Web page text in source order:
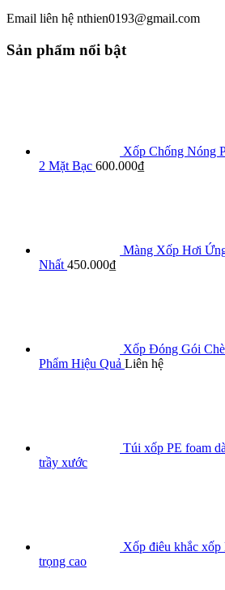
Email liên hệ nthien0193@gmail.com
Sản phẩm nổi bật
Xốp Chống Nóng
2 Mặt Bạc 600.000₫
Màng Xốp Hơi
Nhất 450.000₫
Xốp Đóng Gói
Phẩm Hiệu Quả Liên hệ
Túi xốp PE foam
trầy xước
Xốp điêu khắc
trọng cao